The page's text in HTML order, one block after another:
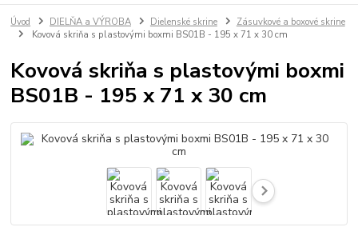
Úvod DIELŇA a VÝROBA Dielenské skrine
Zásuvkové a boxové skrine
Kovová skriňa s plastovými boxmi BS01B - 195 x 71 x 30 cm
Kovová skriňa s plastovými boxmi
BS01B - 195 x 71 x 30 cm